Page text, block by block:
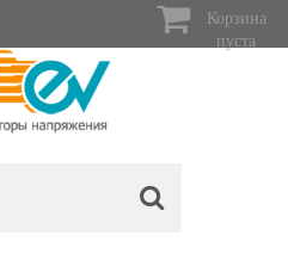
Корзина
пуста